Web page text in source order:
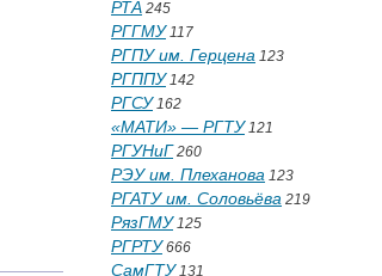
РТА 245
РГГМУ117
РГПУ им. Герцена 123
РГППУ142
РГСУ162
«МАТИ» — РГТУ121
РГУНиГ 260
РЭУ им. Плеханова 123
РГАТУ им. Соловьёва 219
РязГМУ125
РГРТУ666
СамГТУ131